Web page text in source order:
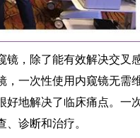
镜，除了能有效解决交叉
，一次性使用内窥镜无需
好地解决了临床痛点。一
诊断和治疗。